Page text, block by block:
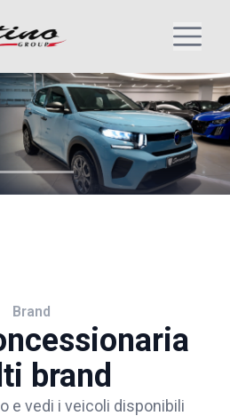
Brand
brand
e vedi i veicoli disponibili